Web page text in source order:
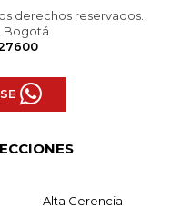
derechos reservados.
Bogotá
Alta Gerencia